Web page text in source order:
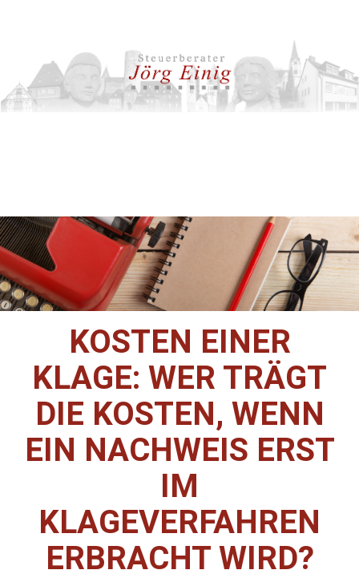
KOSTEN EINER
KLAGE: WER TRÄGT
DIE KOSTEN, WENN
EIN NACHWEIS ERST
IM
KLAGEVERFAHREN
ERBRACHT WIRD?